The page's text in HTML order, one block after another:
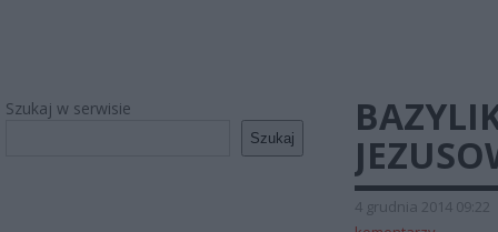
Szukaj w serwisie
Szukaj
4 grudnia 2014 09:22